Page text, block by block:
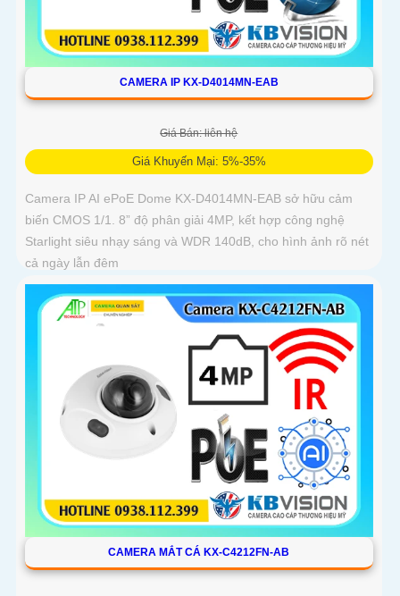
CAMERA IP KX-D4014MN-EAB
Giá Bán: liên hệ
Giá Khuyến Mại: 5%-35%
Camera IP AI ePoE Dome KX-D4014MN-EAB sở hữu cảm
biến CMOS 1/1. 8” độ phân giải 4MP, kết hợp công nghệ
Starlight siêu nhạy sáng và WDR 140dB, cho hình ảnh rõ nét
cả ngày lẫn đêm
CAMERA MẮT CÁ KX-C4212FN-AB